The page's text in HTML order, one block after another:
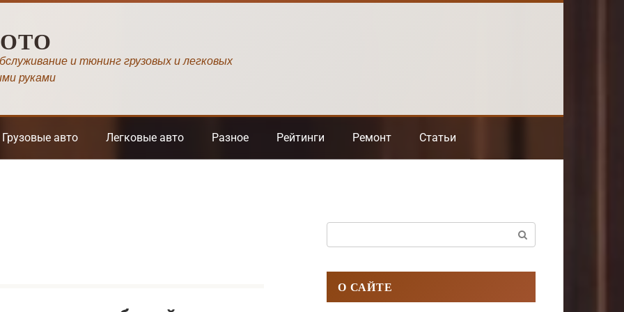
и тюнинг грузовых и легковых
руками
Грузовые авто Легковые авто Разное Рейтинги Ремонт Статьи
О САЙТЕ